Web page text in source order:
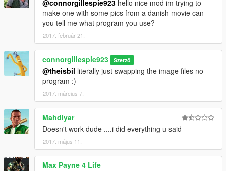
@connorgillespie923 hello nice mod im trying to
make one with some pics from a danish movie can
you tell me what program you use?
2017. február 21.
connorgillespie923 Szerző
@theisbil literally just swapping the image files no
program :)
2017. március 7.
Mahdiyar
Doesn't work dude ....i did everything u said
2017. május 11.
Max Payne 4 Life